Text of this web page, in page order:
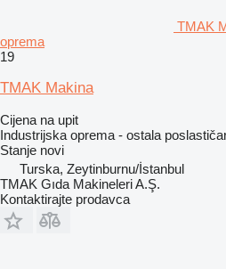
TMAK
oprema
19
TMAK Makina
Cijena na upit
Industrijska oprema - ostala
Stanje novi
Turska, Zeytinburnu/İstanbul
TMAK Gıda Makineleri A.Ş.
Kontaktirajte prodavca